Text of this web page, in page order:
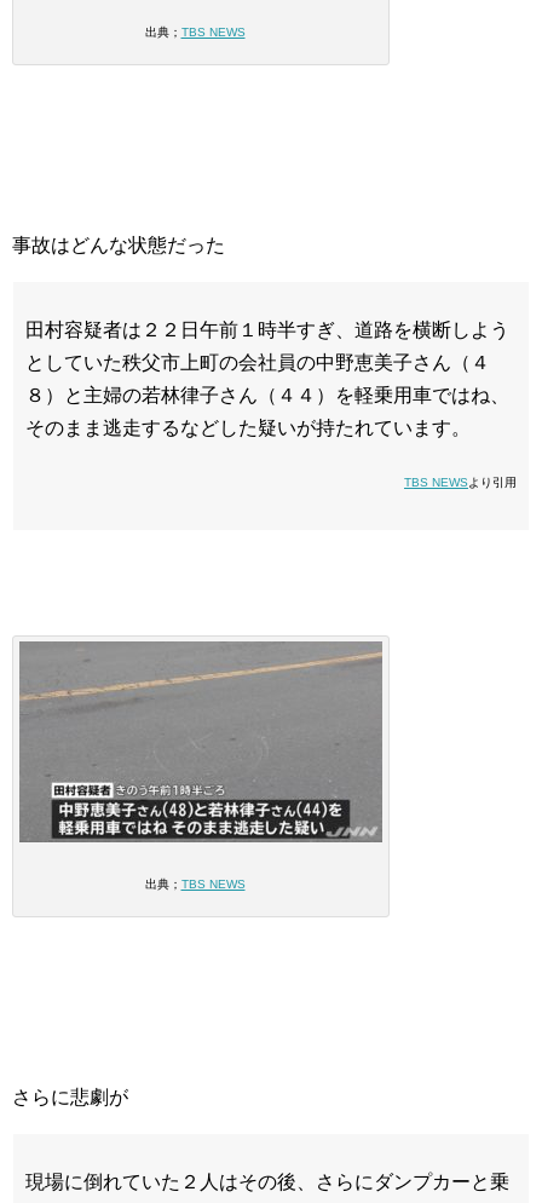
出典； TBS NEWS
事故はどんな状態だった
田村容疑者は２２日午前１時半すぎ、道路を横断しよう
としていた秩父市上町の会社員の中野恵美子さん（４
８）と主婦の若林律子さん（４４）を軽乗用車ではね、
そのまま逃走するなどした疑いが持たれています。
TBS NEWSより引用
出典； TBS NEWS
さらに悲劇が
現場に倒れていた２人はその後、さらにダンプカーと乗